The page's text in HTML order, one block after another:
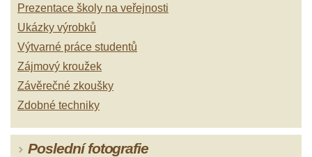
Prezentace školy na veřejnosti
Ukázky výrobků
Výtvarné práce studentů
Zájmový kroužek
Závěrečné zkoušky
Zdobné techniky
Poslední fotografie